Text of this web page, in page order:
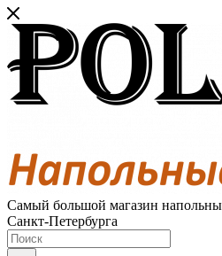
Самый большой магазин
Санкт-Петербурга